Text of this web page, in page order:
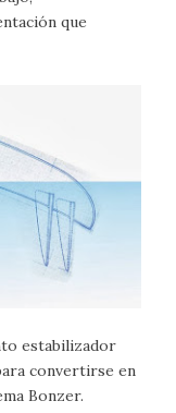
que
estabilizador
convertirse en
Bonzer.